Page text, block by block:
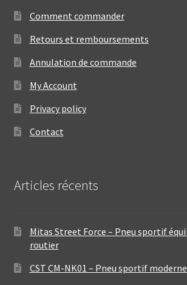
Comment commander
Retours et remboursements
Annulation de commande
My Account
Privacy policy
Contact
Articles récents
Mitas Street Force – Pneu sportif
routier
CST CM-NK01 – Pneu sportif